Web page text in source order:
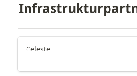
Celeste